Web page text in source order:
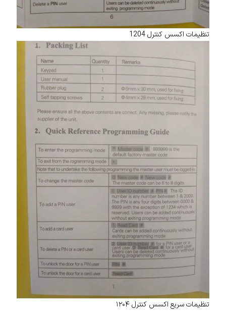
تنظیمات اکسس کنترل 1204
تنظیمات سریع اکسس کنترل ۱۲۰۴